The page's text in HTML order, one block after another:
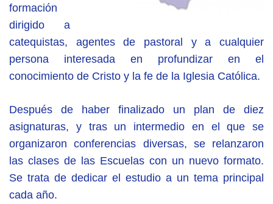
formación
dirigido a
catequistas, agentes de pastoral y a cualquier
persona interesada en profundizar en el
conocimiento de Cristo y la fe de la Iglesia Católica.
Después de haber finalizado un plan de diez
asignaturas, y tras un intermedio en el que se
organizaron conferencias diversas, se relanzaron
las clases de las Escuelas con un nuevo formato.
Se trata de dedicar el estudio a un tema principal
cada año.